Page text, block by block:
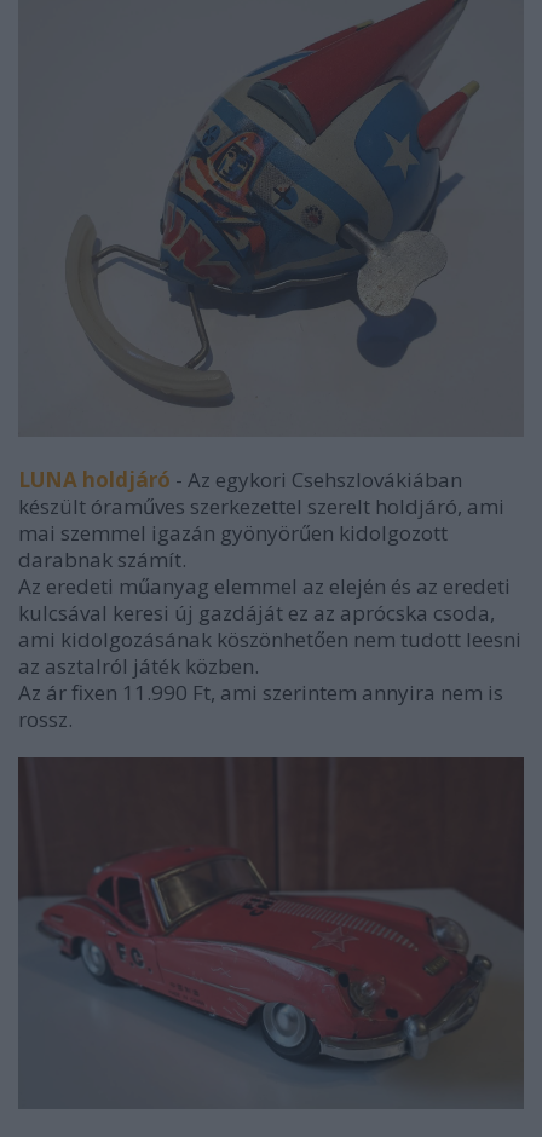
LUNA holdjáró - Az egykori Csehszlovákiában
készült óraműves szerkezettel szerelt holdjáró, ami
mai szemmel igazán gyönyörűen kidolgozott
darabnak számít.
Az eredeti műanyag elemmel az elején és az eredeti
kulcsával keresi új gazdáját ez az aprócska csoda,
ami kidolgozásának köszönhetően nem tudott leesni
az asztalról játék közben.
Az ár fixen 11.990 Ft, ami szerintem annyira nem is
rossz.